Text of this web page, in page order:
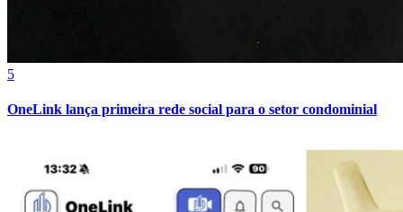
Bragantino
5
OneLink lança primeira rede social para o setor condominial